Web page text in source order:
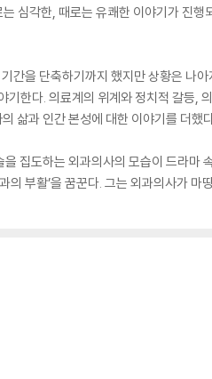
심각한, 때로는 유쾌한 이야기가 진행
간을 단축하기까지 했지만 상황은 나아
한다. 의료계의 위계와 정치적 갈등,
삶과 인간 본성에 대한 이야기를 더했
집도하는 외과의사의 모습이 드라마
부활’을 꿈꾼다. 그는 외과의사가 마